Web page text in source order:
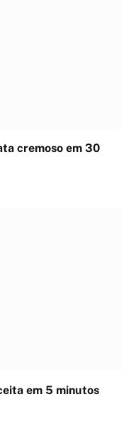
cremoso em 30
em 5 minutos